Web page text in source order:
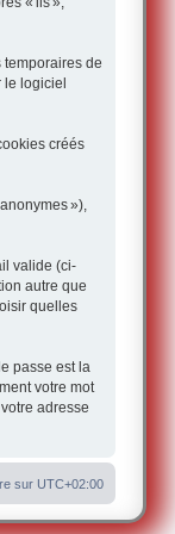
temporaires de
logiciel
créés
»),
valide (ci-
autre que
quelles
passe est la
votre mot
adresse
sur UTC+02:00